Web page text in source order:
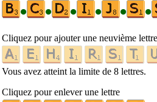
•
• • • • •
Cliquez pour ajouter une neuvième lettre
Vous avez atteint la limite de 8 lettres.
Cliquez pour enlever une lettre